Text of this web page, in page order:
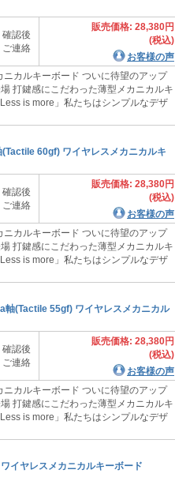
確認後
ご連絡
販売価格: 28,380円
(税込)
お客様の声
カルキーボード ついに待望のアップ
打鍵感にこだわった薄型メカニカルキ
is more」私たちはシンプルなデザ
60gf) ワイヤレスメカニカルキ
確認後
ご連絡
販売価格: 28,380円
(税込)
お客様の声
カルキーボード ついに待望のアップ
打鍵感にこだわった薄型メカニカルキ
is more」私たちはシンプルなデザ
(Tactile 55gf) ワイヤレスメカニカル
確認後
ご連絡
販売価格: 28,380円
(税込)
お客様の声
カルキーボード ついに待望のアップ
打鍵感にこだわった薄型メカニカルキ
is more」私たちはシンプルなデザ
イヤレスメカニカルキーボード